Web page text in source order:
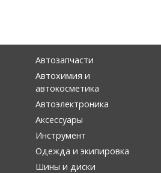
Автозапчасти
Автохимия и
автокосметика
Автоэлектроника
Аксессуары
Инструмент
Одежда и экипировка
Шины и диски